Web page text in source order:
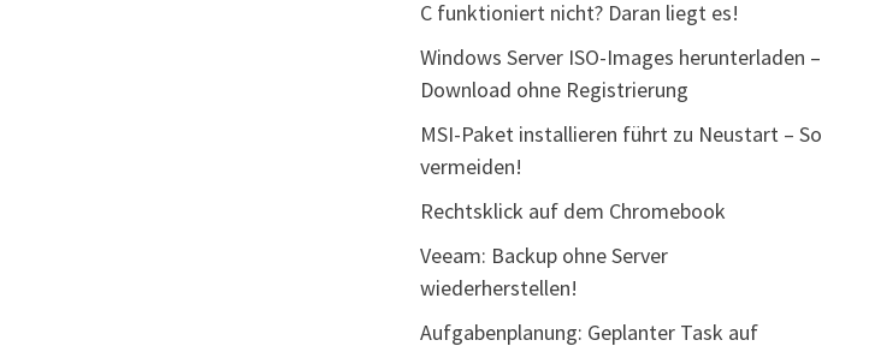
C funktioniert nicht? Daran liegt es!
Windows Server ISO-Images herunterladen –
Download ohne Registrierung
MSI-Paket installieren führt zu Neustart – So
vermeiden!
Rechtsklick auf dem Chromebook
Veeam: Backup ohne Server
wiederherstellen!
Aufgabenplanung: Geplanter Task auf